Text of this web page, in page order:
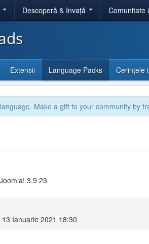
Descoperă & învață Comunitate
Extensii Language Packs Cerințele
Make a gift to your community by
3.9.23
13 Ianuarie 2021 18:30